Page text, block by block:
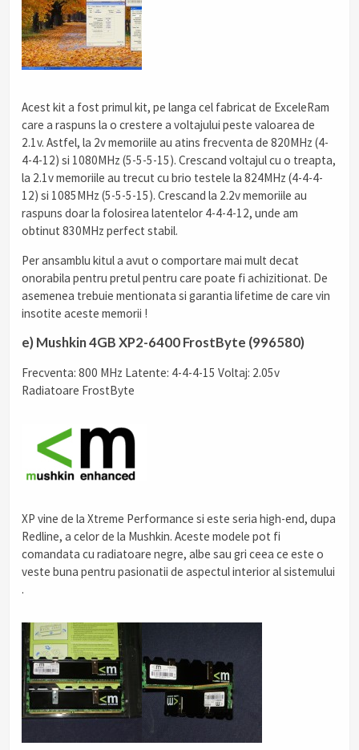
Acest kit a fost primul kit, pe langa cel fabricat de ExceleRam
care a raspuns la o crestere a voltajului peste valoarea de
2.1v. Astfel, la 2v memoriile au atins frecventa de 820MHz (4-
4-4-12) si 1080MHz (5-5-5-15). Crescand voltajul cu o treapta,
la 2.1v memoriile au trecut cu brio testele la 824MHz (4-4-4-
12) si 1085MHz (5-5-5-15). Crescand la 2.2v memoriile au
raspuns doar la folosirea latentelor 4-4-4-12, unde am
obtinut 830MHz perfect stabil.
Per ansamblu kitul a avut o comportare mai mult decat
onorabila pentru pretul pentru care poate fi achizitionat. De
asemenea trebuie mentionata si garantia lifetime de care vin
insotite aceste memorii !
e) Mushkin 4GB XP2-6400 FrostByte (996580)
Frecventa: 800 MHz Latente: 4-4-4-15 Voltaj: 2.05v
Radiatoare FrostByte
XP vine de la Xtreme Performance si este seria high-end, dupa
Redline, a celor de la Mushkin. Aceste modele pot fi
comandata cu radiatoare negre, albe sau gri ceea ce este o
veste buna pentru pasionatii de aspectul interior al sistemului
.